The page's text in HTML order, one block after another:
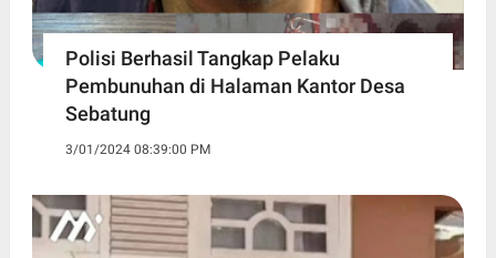
Polisi Berhasil Tangkap Pelaku
Pembunuhan di Halaman Kantor Desa
Sebatung
3/01/2024 08:39:00 PM